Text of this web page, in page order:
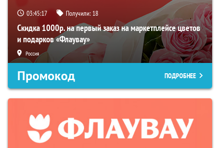
03:45:16 Получили: 18
Скидка 1000р. на первый заказ на маркетплейсе цветов
и подарков «Флаувау»
Россия
Промокод ПОДРОБНЕЕ